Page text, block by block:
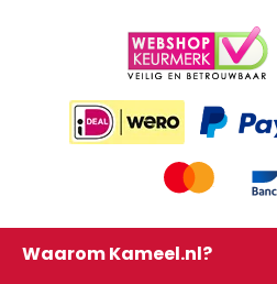
Waarom Kameel.nl?